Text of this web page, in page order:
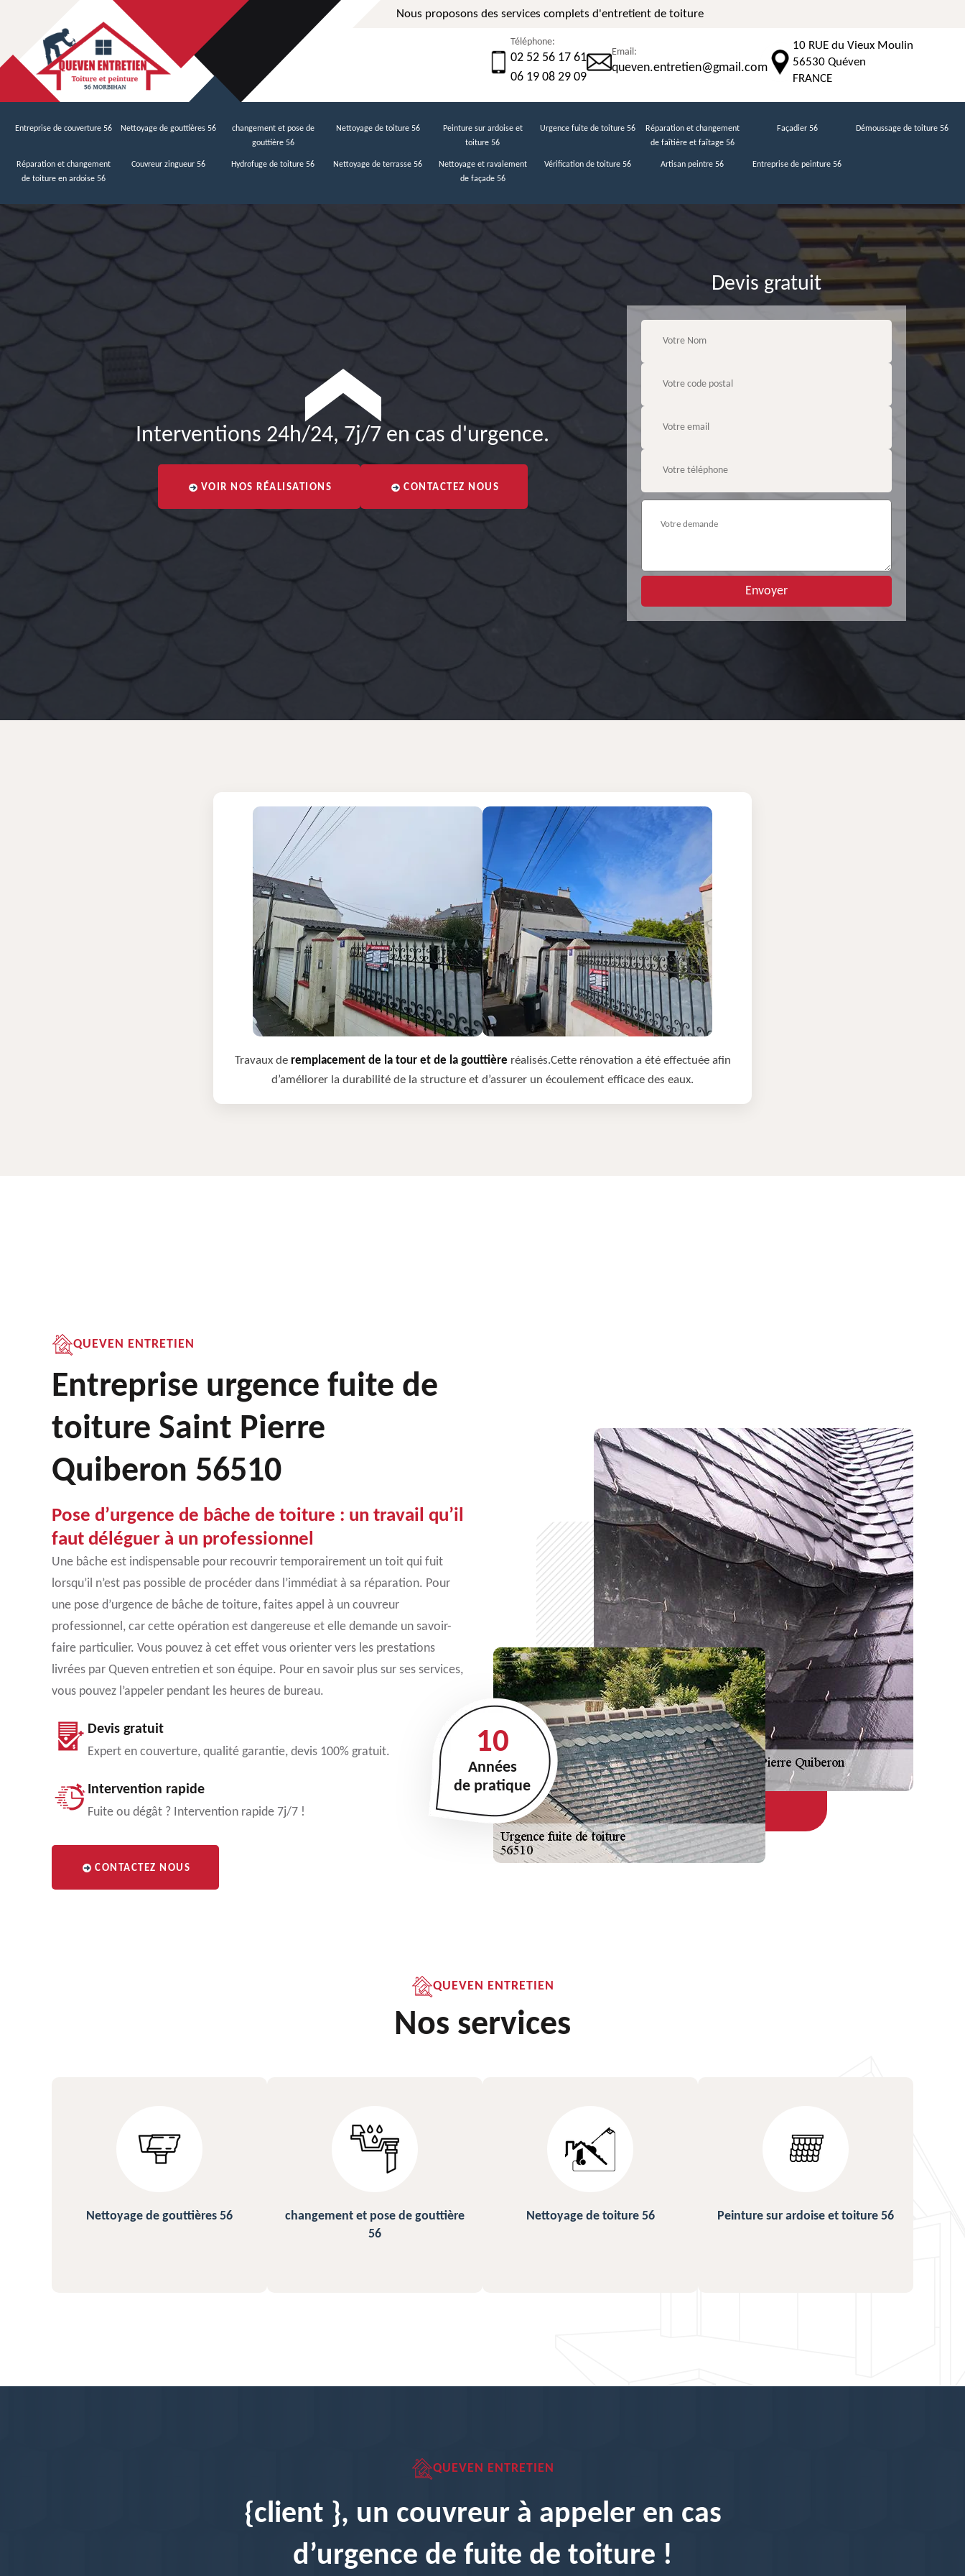
Nous proposons des services complets d'entretient de toiture
Téléphone:
02 52 56 17 61
06 19 08 29 09
Email:
queven.entretien@gmail.com
10 RUE du Vieux Moulin
56530 Quéven
FRANCE
Entreprise de couverture 56 Nettoyage de gouttières 56
changement et pose de
gouttière 56
Nettoyage de toiture 56
Peinture sur ardoise et
toiture 56
Urgence fuite de toiture 56
Réparation et changement
de faîtière et faîtage 56
Façadier 56 Démoussage de toiture 56
Réparation et changement
de toiture en ardoise 56
Couvreur zingueur 56 Hydrofuge de toiture 56 Nettoyage de terrasse 56
Nettoyage et ravalement
de façade 56
Vérification de toiture 56 Artisan peintre 56 Entreprise de peinture 56
Interventions 24h/24, 7j/7 en cas d'urgence.
VOIR NOS RÉALISATIONS CONTACTEZ NOUS
Devis gratuit
Travaux de remplacement de la tour et de la gouttière réalisés.Cette rénovation a été effectuée afin
d’améliorer la durabilité de la structure et d’assurer un écoulement efficace des eaux.
QUEVEN ENTRETIEN
Entreprise urgence fuite de
toiture Saint Pierre
Quiberon 56510
Pose d’urgence de bâche de toiture : un travail qu’il
faut déléguer à un professionnel
Une bâche est indispensable pour recouvrir temporairement un toit qui fuit
lorsqu’il n’est pas possible de procéder dans l’immédiat à sa réparation. Pour
une pose d’urgence de bâche de toiture, faites appel à un couvreur
professionnel, car cette opération est dangereuse et elle demande un savoir-
faire particulier. Vous pouvez à cet effet vous orienter vers les prestations
livrées par Queven entretien et son équipe. Pour en savoir plus sur ses services,
vous pouvez l’appeler pendant les heures de bureau.
Devis gratuit
Expert en couverture, qualité garantie, devis 100% gratuit.
Intervention rapide
Fuite ou dégât ? Intervention rapide 7j/7 !
CONTACTEZ NOUS
10
Années
de pratique
QUEVEN ENTRETIEN
Nos services
changement et pose de gouttière
Nettoyage de toiture 56 Peinture sur ardoise et toiture 56 Urgence fuite de toiture 56
QUEVEN ENTRETIEN
{client }, un couvreur à appeler en cas
d’urgence de fuite de toiture !